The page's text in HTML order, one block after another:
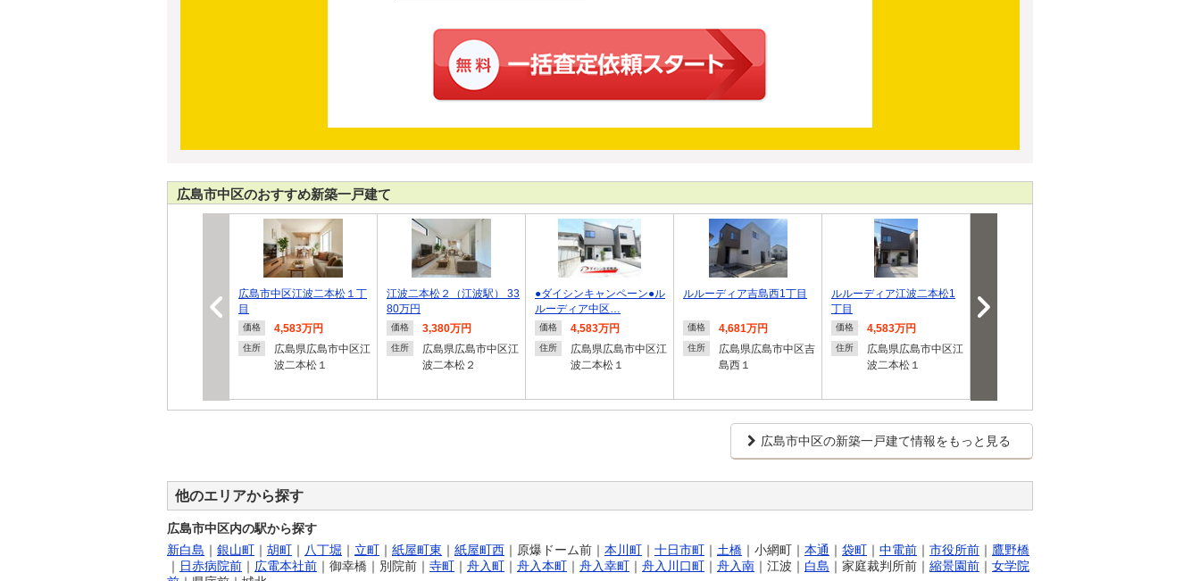
広島市中区のおすすめ新築一戸建て
広島市中区江波二本松１丁
目
価格 4,583万円
住所
広島県広島市中区江
波二本松１
江波二本松２（江波駅） 33
80万円
価格 3,380万円
住所
広島県広島市中区江
波二本松２
●ダイシンキャンペーン●ル
ルーディア中区…
価格 4,583万円
住所
広島県広島市中区江
波二本松１
ルルーディア吉島西1丁目
価格 4,681万円
住所
広島県広島市中区吉
島西１
ルルーディア江波二本松1
丁目
価格 4,583万円
住所
広島県広島市中区江
波二本松１
駅） 5980万円
広島市中区の新築一戸建て情報をもっと見る
他のエリアから探す
広島市中区内の駅から探す
新白島 ｜ 銀山町 ｜ 胡町 ｜ 八丁堀 ｜ 立町 ｜ 紙屋町東 ｜ 紙屋町西 ｜ 原爆ドーム前 ｜ 本川町 ｜ 十日市町 ｜ 土橋 ｜ 小網町 ｜ 本通 ｜ 袋町 ｜ 中電前 ｜ 市役所前 ｜ 鷹野橋
｜ 日赤病院前 ｜ 広電本社前 ｜ 御幸橋 ｜ 別院前 ｜ 寺町 ｜ 舟入町 ｜ 舟入本町 ｜ 舟入幸町 ｜ 舟入川口町 ｜ 舟入南 ｜ 江波 ｜ 白島 ｜ 家庭裁判所前 ｜ 縮景園前 ｜ 女学院